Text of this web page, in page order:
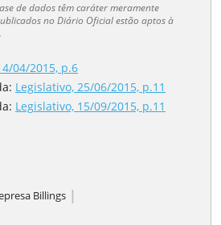
de dados têm caráter meramente
no Diário Oficial estão aptos à
04/2015, p.6
: Legislativo, 25/06/2015, p.11
: Legislativo, 15/09/2015, p.11
Billings |